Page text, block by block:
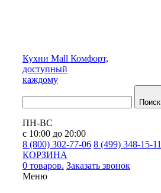
Кухни Mall Комфорт,
доступный
каждому
Поиск
ПН-ВС
с 10:00 до 20:00
8 (800) 302-77-06 8 (499) 348-15-11
КОРЗИНА
0 товаров. Заказать звонок
Меню